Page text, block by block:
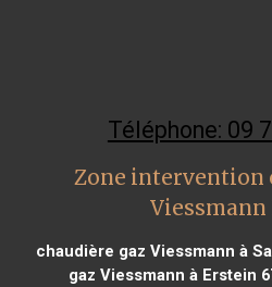
Téléphone: 09
Zone intervention
Viessmann
chaudière gaz Viessmann à
gaz Viessmann à Erstein